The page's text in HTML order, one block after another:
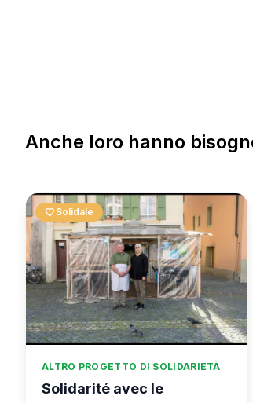
Anche loro hanno
favorite Solidale
ALTRO PROGETTO DI SOLIDARIETÀ
Solidarité avec le